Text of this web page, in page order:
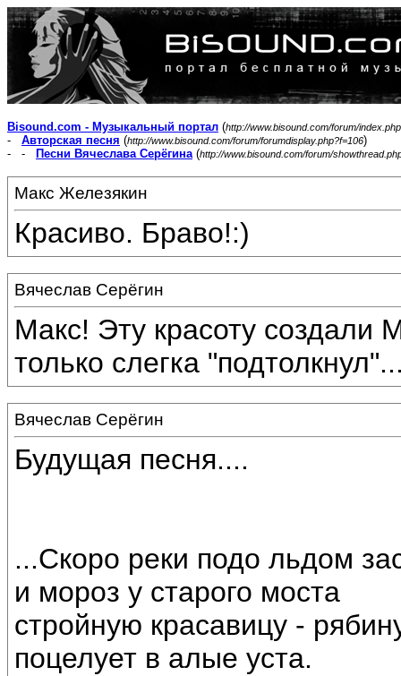
Bisound.com - Музыкальный портал (http://www.bisound.com/forum/index.php
- Авторская песня (http://www.bisound.com/forum/forumdisplay.php?f=106)
- -
Песни Вячеслава Серёгина(http://www.bisound.com/forum/
Макс Железякин
Красиво. Браво!:)
Вячеслав Серёгин
Макс! Эту красоту создали
только слегка
Вячеслав Серёгин
Будущая песня....
...Скоро реки подо льдом
и мороз у старого моста
стройную красавицу -
поцелует в алые уста.